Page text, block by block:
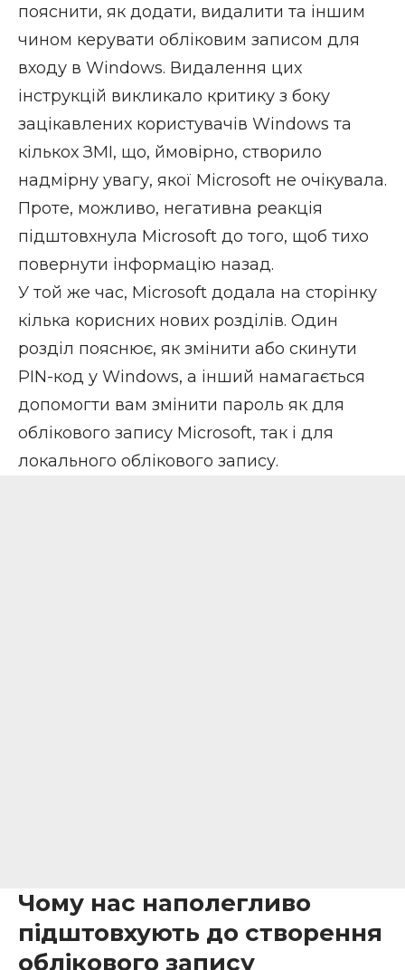
пояснити, як додати, видалити та іншим
чином керувати обліковим записом для
входу в Windows. Видалення цих
інструкцій викликало критику з боку
зацікавлених користувачів Windows та
кількох ЗМІ, що, ймовірно, створило
надмірну увагу, якої Microsoft не очікувала.
Проте, можливо, негативна реакція
підштовхнула Microsoft до того, щоб тихо
повернути інформацію назад.
У той же час, Microsoft додала на сторінку
кілька корисних нових розділів. Один
розділ пояснює, як змінити або скинути
PIN-код у Windows, а інший намагається
допомогти вам змінити пароль як для
облікового запису Microsoft, так і для
локального облікового запису.
Чому нас наполегливо
підштовхують до створення
облікового запису